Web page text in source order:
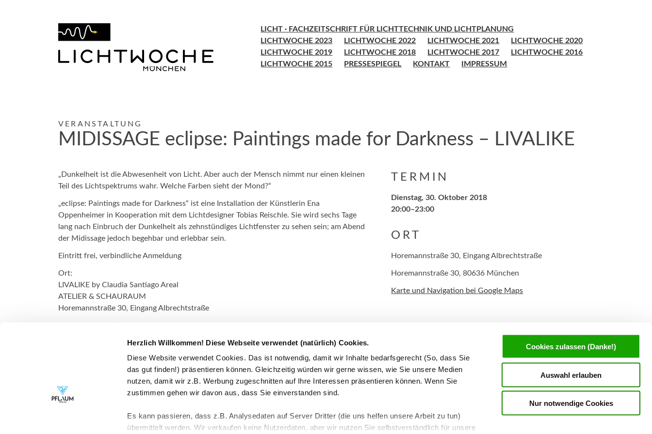
Herzlich Willkommen! Diese Webseite verwendet (natürlich) Cookies.
Diese Website verwendet Cookies. Das ist notwendig, damit wir Inhalte bedarfsgerecht (So, dass Sie
das gut finden!) präsentieren können. Gleichzeitig würden wir gerne wissen, wie Sie unsere Medien
nutzen, damit wir z.B. Werbung zugeschnitten auf Ihre Interessen präsentieren können. Wenn Sie
zustimmen gehen wir davon aus, dass Sie einverstanden sind.
Es kann passieren, dass z.B. Analysedaten auf Server Dritter (die uns helfen unsere Arbeit zu tun)
übermittelt werden. Wir verkaufen keine Nutzerdaten, aber wir nutzen Sie selbstverständlich für unsere
Cookies zulassen (Danke!)
Auswahl erlauben
Nur notwendige Cookies
LICHT · FACHZEITSCHRIFT FÜR LICHTTECHNIK UND LICHTPLANUNG
LICHTWOCHE 2023
LICHTWOCHE 2022 LICHTWOCHE 2021
LICHTWOCHE 2020
LICHTWOCHE 2019
LICHTWOCHE 2018 LICHTWOCHE 2017
LICHTWOCHE 2016
LICHTWOCHE 2015
PRESSESPIEGEL KONTAKT IMPRESSUM
VERANSTALTUNG
MIDISSAGE eclipse: Paintings made for Darkness – LIVALIKE
„Dunkelheit ist die Abwesenheit von Licht. Aber auch der Mensch nimmt nur einen kleinen
Teil des Lichtspektrums wahr. Welche Farben sieht der Mond?“
„eclipse: Paintings made for Darkness“ ist eine Installation der Künstlerin Ena
Oppenheimer in Kooperation mit dem Lichtdesigner Tobias Reischle. Sie wird sechs Tage
lang nach Einbruch der Dunkelheit als zehnstündiges Lichtfenster zu sehen sein; am Abend
der Midissage jedoch begehbar und erlebbar sein.
Eintritt frei, verbindliche Anmeldung
Ort:
LIVALIKE by Claudia Santiago Areal
ATELIER & SCHAURAUM
Horemannstraße 30, Eingang Albrechtstraße
Im Rahmen der Veranstaltung werden ggf. Video- und Fotoaufnahmen gemacht. Mit der
Anmeldung zu dieser Veranstaltung erklären Sie sich damit einverstanden, dass diese vom
Veranstalter verwendet werden dürfen.
TERMIN
Dienstag, 30. Oktober 2018
20:00–23:00
ORT
Horemannstraße 30, Eingang Albrechtstraße
Horemannstraße 30, 80636 München
Karte und Navigation bei Google Maps
Datenschutz